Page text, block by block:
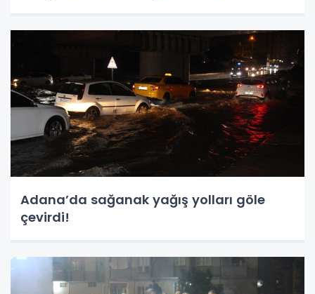
Adana’da sağanak yağış yolları göle
çevirdi!